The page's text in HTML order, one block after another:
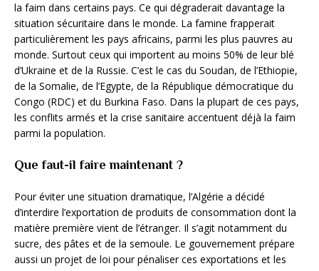
la faim dans certains pays. Ce qui dégraderait davantage la
situation sécuritaire dans le monde. La famine frapperait
particulièrement les pays africains, parmi les plus pauvres au
monde. Surtout ceux qui importent au moins 50% de leur blé
d’Ukraine et de la Russie. C’est le cas du Soudan, de l’Ethiopie,
de la Somalie, de l’Egypte, de la République démocratique du
Congo (RDC) et du Burkina Faso. Dans la plupart de ces pays,
les conflits armés et la crise sanitaire accentuent déjà la faim
parmi la population.
Que faut-il faire maintenant ?
Pour éviter une situation dramatique, l’Algérie a décidé
d’interdire l’exportation de produits de consommation dont la
matière première vient de l’étranger. Il s’agit notamment du
sucre, des pâtes et de la semoule. Le gouvernement prépare
aussi un projet de loi pour pénaliser ces exportations et les